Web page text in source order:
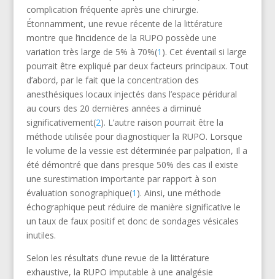
complication fréquente après une chirurgie.
Étonnamment, une revue récente de la littérature
montre que l’incidence de la RUPO possède une
variation très large de 5% à 70%(1 ). Cet éventail si large
pourrait être expliqué par deux facteurs principaux. Tout
d’abord, par le fait que la concentration des
anesthésiques locaux injectés dans l’espace péridural
au cours des 20 dernières années a diminué
significativement(2). L’autre raison pourrait être la
méthode utilisée pour diagnostiquer la RUPO. Lorsque
le volume de la vessie est déterminée par palpation, Il a
été démontré que dans presque 50% des cas il existe
une surestimation importante par rapport à son
évaluation sonographique(1 ). Ainsi, une méthode
échographique peut réduire de manière significative le
un taux de faux positif et donc de sondages vésicales
inutiles.
Selon les résultats d’une revue de la littérature
exhaustive, la RUPO imputable à une analgésie